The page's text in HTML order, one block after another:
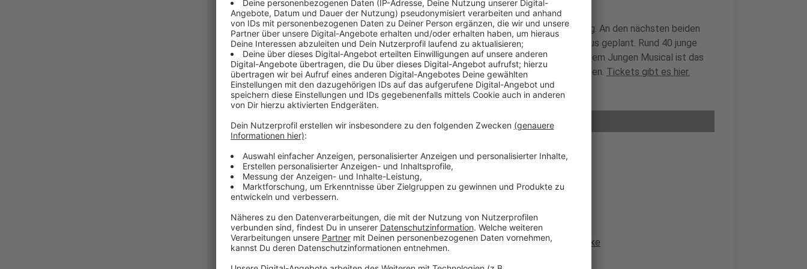
Das Musical basiert auf dem Kultfilm von 1993 mit Hape Kerkeling. An den nächsten beiden
Wochenenden sind insgesamt zehn Vorstellungen im Erholungshaus geplant. Rund 40 junge
Darsteller und Musicalsänger wirken an der Produktion mit. Laut dem Jungen Musical ist das
Bühnenbild das größte und aufwendigste, das sie je gestaltet haben. Tickets gibt es hier.
Anzeige
© Radio Leverkusen|Köplin
Mehr Meldungen aus Leverkusen
Anzeige
Wieder Sperrung der Nobelstraße: Arbeiten an Leverkusener Brücke
Wohnraum in Leverkusen: Neue Pläne für Opladen